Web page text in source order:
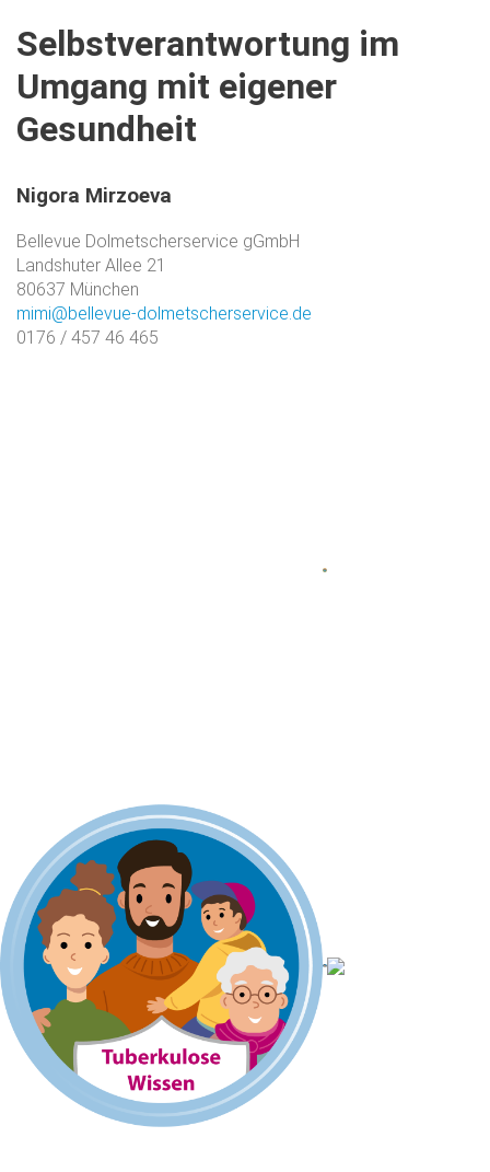
Selbstverantwortung im
Umgang mit eigener
Gesundheit
Nigora Mirzoeva
Bellevue Dolmetscherservice gGmbH
Landshuter Allee 21
80637 München
mimi@bellevue-dolmetscherservice.de
0176 / 457 46 465